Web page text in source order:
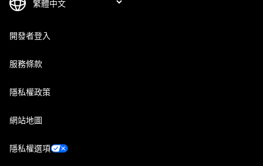
開發者登入
服務條款
隱私權政策
網站地圖
隱私權選項